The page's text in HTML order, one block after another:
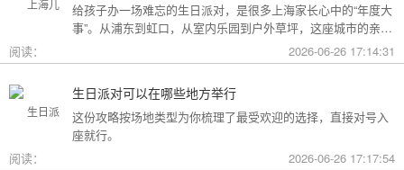
给孩子办一场难忘的生日派对，是很多上海家长心中的“年度大
事”。从浦东到虹口，从室内乐园到户外草坪，这座城市的亲子
友好型场地选择越来越丰富。不过场地多了，选择也成了难
题。这份攻略按类型为你盘点了上海热门的儿童生日派对场
阅读： 2026-06-26 17:14:31
生日派对可以在哪些地方举行
这份攻略按场地类型为你梳理了最受欢迎的选择，直接对号入
座就行。
阅读：
2026-06-26 17:17:54